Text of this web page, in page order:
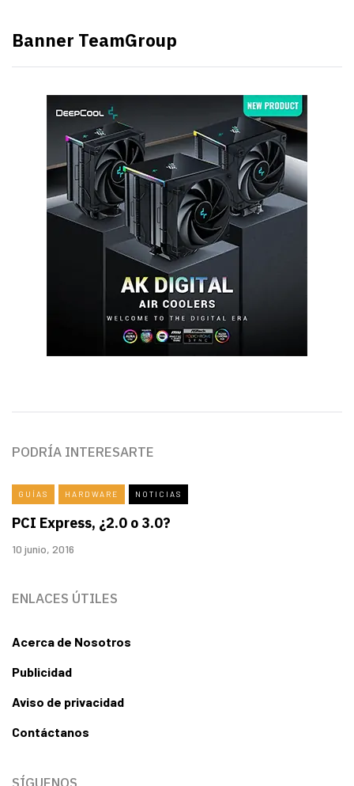
Banner TeamGroup
PODRÍA INTERESARTE
GUÍAS HARDWARE NOTICIAS
PCI Express, ¿2.0 o 3.0?
10 junio, 2016
ENLACES ÚTILES
Acerca de Nosotros
Publicidad
Aviso de privacidad
Contáctanos
SÍGUENOS